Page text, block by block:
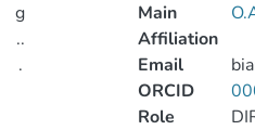
g
..
.
Main
Affiliation
Email
ORCID
Role